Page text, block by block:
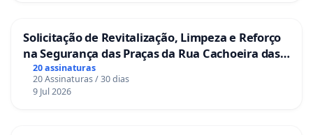
Solicitação de Revitalização, Limpeza e Reforço
na Segurança das Praças da Rua Cachoeira das
Sete Ilhas
20 assinaturas
20 Assinaturas / 30 dias
9 Jul 2026